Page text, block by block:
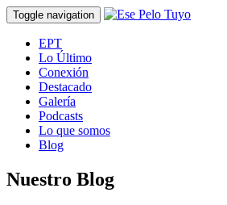
Toggle navigation
EPT
Lo Último
Conexión
Destacado
Galería
Podcasts
Lo que somos
Blog
Nuestro Blog